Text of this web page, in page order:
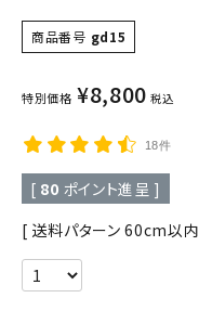
商品番号 gd15
特別価格 ¥8,800 税込
18件
[ 80 ポイント進呈 ]
送料パターン 60cm以内